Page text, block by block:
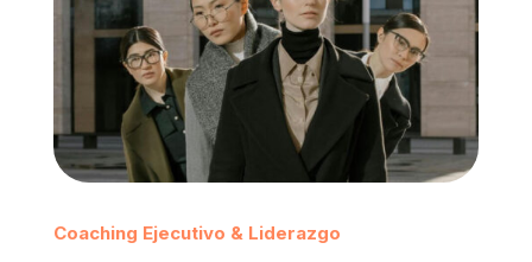
Coaching Ejecutivo & Liderazgo